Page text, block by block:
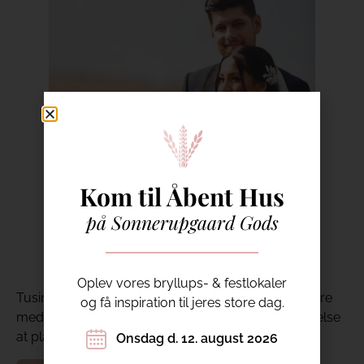
Tusind tak til Bahar & Benjamin for, at jeg måtte være
med på jeres bryllupsdag. Det har været en fornøjelse
at planlægge brylluppet med jer ♥
Kom til Åbent Hus
på Sonnerupgaard Gods
Oplev vores bryllups- & festlokaler
og få inspiration til jeres store dag.
Onsdag d. 12. august 2026